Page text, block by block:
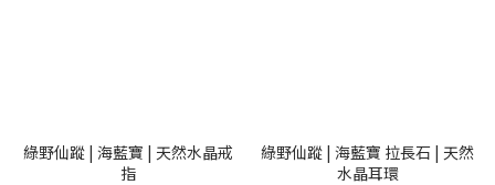
綠野仙蹤 | 海藍寶 | 天然水晶戒
指
綠野仙蹤 | 海藍寶 拉長石 | 天然
水晶耳環